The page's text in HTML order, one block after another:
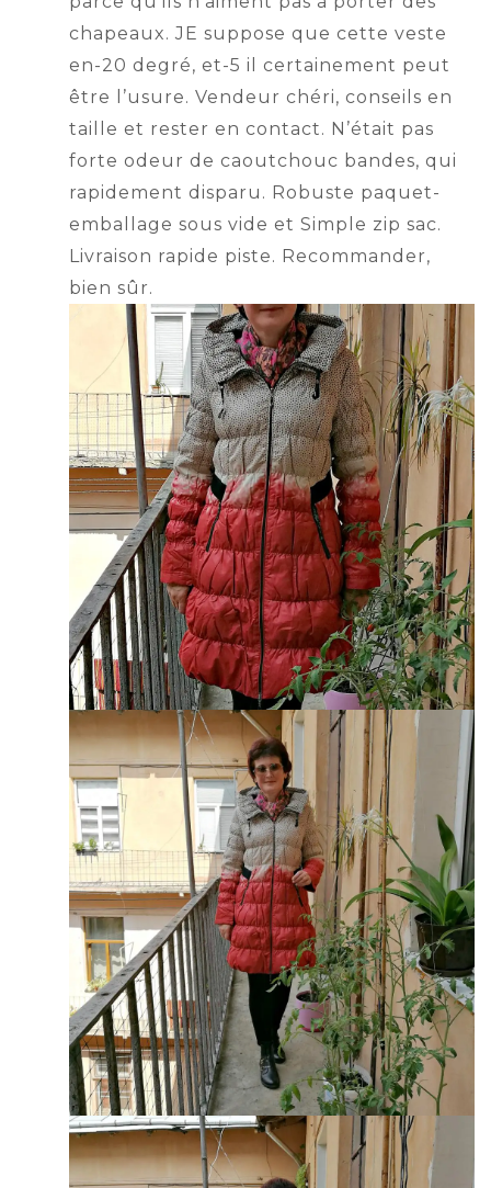
chapeaux. JE suppose que cette veste
en-20 degré, et-5 il certainement peut
être l’usure. Vendeur chéri, conseils en
taille et rester en contact. N’était pas
forte odeur de caoutchouc bandes, qui
rapidement disparu. Robuste paquet-
emballage sous vide et Simple zip sac.
Livraison rapide piste. Recommander,
bien sûr.